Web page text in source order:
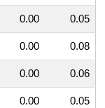
0.00 0.05
0.00 0.08
0.00 0.06
0.00 0.05